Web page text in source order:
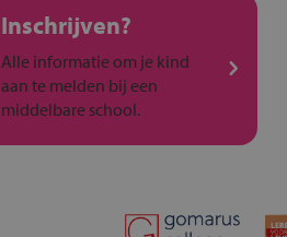
Inschrijven?
Alle informatie om je kind
aan te melden bij een
middelbare school.